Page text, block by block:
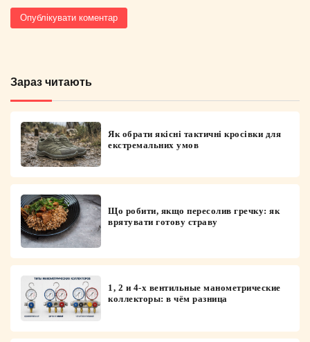
Зараз читають
Як обрати якісні тактичні кросівки для
екстремальних умов
Що робити, якщо пересолив гречку: як
врятувати готову страву
1, 2 и 4-х вентильные манометрические
коллекторы: в чём разница